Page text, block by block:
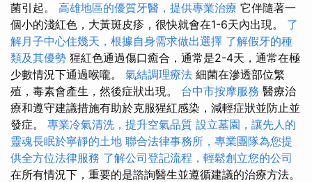
菌引起。 高雄地區的優質牙醫，提供專業治療 它伴隨著一
個小的淺紅色，大黃斑皮疹，很快就會在1-6天內出現。 了
解月子中心住幾天，根據自身需求做出選擇 了解假牙的種
類及其優勢 猩紅色通過傷口癒合，通常是2-4天，通常在極
少數情況下通過喉嚨。 氣結調理療法 細菌在滲透部位繁
殖，毒素會產生，然後症狀出現。 台中市按摩服務 醫療治
療和遵守建議措施有助於克服猩紅感染，減輕症狀並防止並
發症。 專業冷氣清洗，提升空氣品質 設立墓園，讓先人的
靈魂長眠於寧靜的土地 聯合法律事務所，專業團隊為您提
供全方位法律服務 了解公司登記流程，輕鬆創立您的公司
在所有情況下，重要的是諮詢醫生並遵循建議的治療方法。